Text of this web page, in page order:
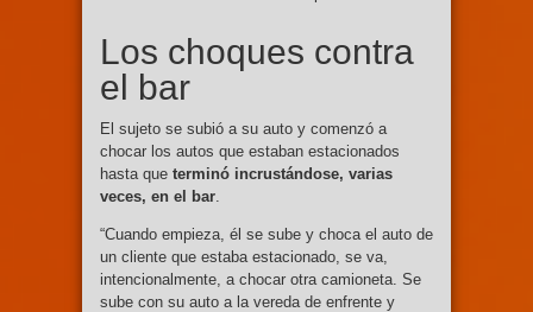
Los choques contra
el bar
El sujeto se subió a su auto y comenzó a
chocar los autos que estaban estacionados
hasta que terminó incrustándose, varias
veces, en el bar
“Cuando empieza, él se sube y choca el auto de
un cliente que estaba estacionado, se va,
intencionalmente, a chocar otra camioneta. Se
sube con su auto a la vereda de enfrente y